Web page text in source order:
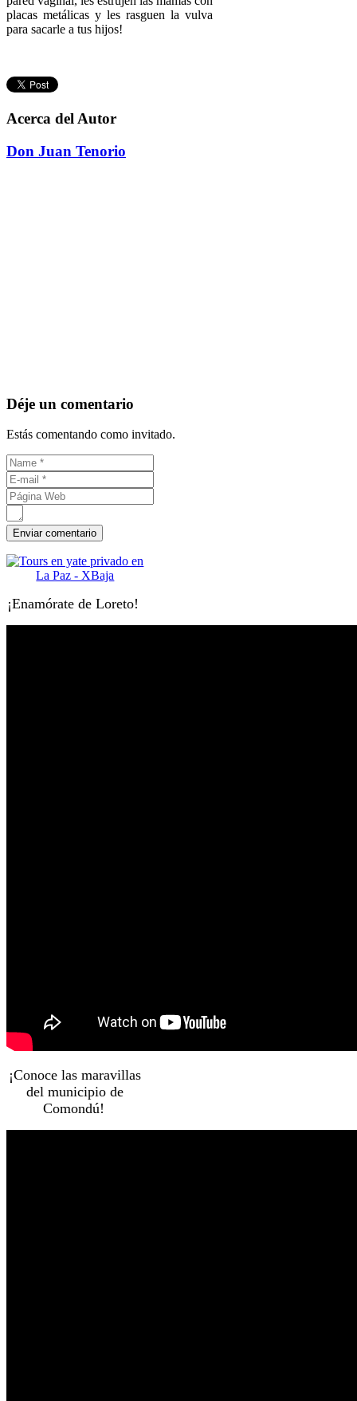
placas metálicas y les rasguen la vulva
para sacarle a tus hijos!
Acerca del Autor
Don Juan Tenorio
Déje un comentario
Estás comentando como invitado.
¡Enamórate de Loreto!
¡Conoce las maravillas
del municipio de
Comondú!